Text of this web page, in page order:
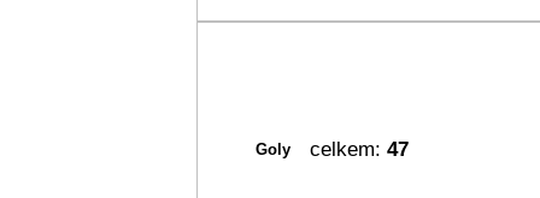
Goly celkem: 47